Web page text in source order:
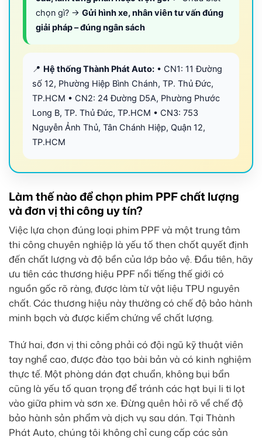
chọn gì? → Gửi hình xe, nhân viên tư vấn đúng
giải pháp – đúng ngân sách
📍 Hệ thống Thành Phát Auto: • CN1: 11 Đường
số 12, Phường Hiệp Bình Chánh, TP. Thủ Đức,
TP.HCM • CN2: 24 Đường D5A, Phường Phước
Long B, TP. Thủ Đức, TP.HCM • CN3: 753
Nguyễn Ảnh Thủ, Tân Chánh Hiệp, Quận 12,
TP.HCM
Làm thế nào để chọn phim PPF chất lượng
và đơn vị thi công uy tín?
Việc lựa chọn đúng loại phim PPF và một trung tâm
thi công chuyên nghiệp là yếu tố then chốt quyết định
đến chất lượng và độ bền của lớp bảo vệ. Đầu tiên, hãy
ưu tiên các thương hiệu PPF nổi tiếng thế giới có
nguồn gốc rõ ràng, được làm từ vật liệu TPU nguyên
chất. Các thương hiệu này thường có chế độ bảo hành
minh bạch và được kiểm chứng về chất lượng.
Thứ hai, đơn vị thi công phải có đội ngũ kỹ thuật viên
tay nghề cao, được đào tạo bài bản và có kinh nghiệm
thực tế. Một phòng dán đạt chuẩn, không bụi bẩn
cũng là yếu tố quan trọng để tránh các hạt bụi li ti lọt
vào giữa phim và sơn xe. Đừng quên hỏi rõ về chế độ
bảo hành sản phẩm và dịch vụ sau dán. Tại Thành
Phát Auto, chúng tôi không chỉ cung cấp các sản